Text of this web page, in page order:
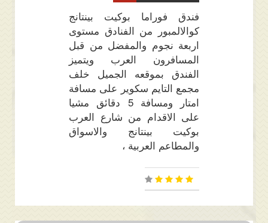
فندق فوراما بوكيت بينتانج
كوالالمبور من الفنادق مستوى
اربعة نجوم والمفضل من قبل
المسافرون العرب ويتميز
الفندق بموقعه الجميل خلف
مجمع التايم سكوير على مسافة
امتار ومسافة 5 دقائق مشيا
على الاقدام من شارع العرب
بوكيت بينتانج والاسواق
والمطاعم العربية ،